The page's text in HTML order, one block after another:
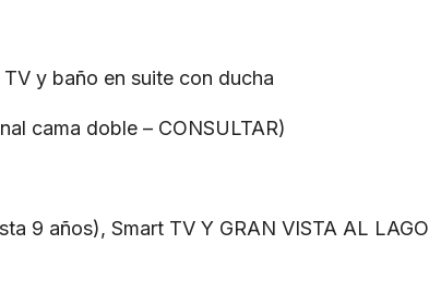
y baño en suite con ducha
cama doble – CONSULTAR)
9 años), Smart TV Y GRAN VISTA AL LAGO